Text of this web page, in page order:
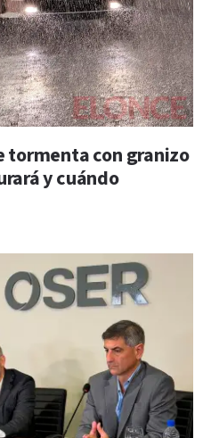
tormenta con granizo
y cuándo